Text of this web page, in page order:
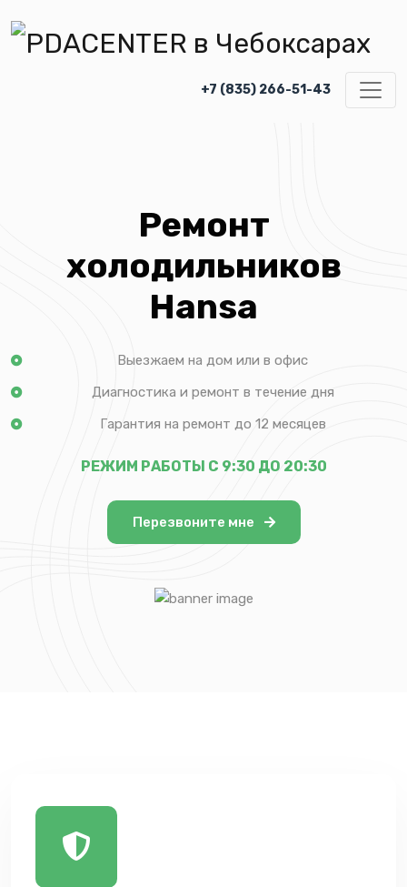
+7 (835) 266-51-43
Ремонт
холодильников
Hansa
Выезжаем на дом или в офис
Диагностика и ремонт в течение дня
Гарантия на ремонт до 12 месяцев
РЕЖИМ РАБОТЫ С 9:30 ДО 20:30
Перезвоните мне